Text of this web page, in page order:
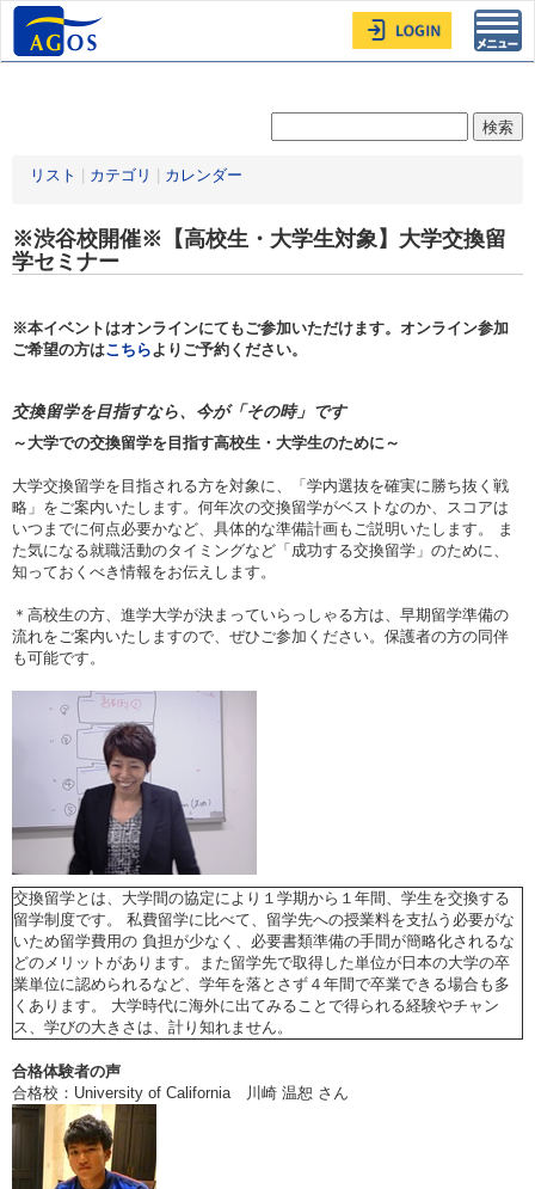
リスト カテゴリ カレンダー
※渋谷校開催※【高校生・大学生対象】大学交換留
学セミナー
※本イベントはオンラインにてもご参加いただけます。オンライン参加
ご希望の方はこちらよりご予約ください。
交換留学を目指すなら、今が「その時」です
～大学での交換留学を目指す高校生・大学生のために～
大学交換留学を目指される方を対象に、「学内選抜を確実に勝ち抜く戦
略」をご案内いたします。何年次の交換留学がベストなのか、スコアは
いつまでに何点必要かなど、具体的な準備計画もご説明いたします。 ま
た気になる就職活動のタイミングなど「成功する交換留学」のために、
知っておくべき情報をお伝えします。
＊高校生の方、進学大学が決まっていらっしゃる方は、早期留学準備の
流れをご案内いたしますので、ぜひご参加ください。保護者の方の同伴
も可能です。
交換留学とは、大学間の協定により１学期から１年間、学生を交換する
留学制度です。 私費留学に比べて、留学先への授業料を支払う必要がな
いため留学費用の 負担が少なく、必要書類準備の手間が簡略化されるな
どのメリットがあります。また留学先で取得した単位が日本の大学の卒
業単位に認められるなど、学年を落とさず４年間で卒業できる場合も多
くあります。 大学時代に海外に出てみることで得られる経験やチャン
ス、学びの大きさは、計り知れません。
合格体験者の声
合格校：University of California 川崎 温恕 さん